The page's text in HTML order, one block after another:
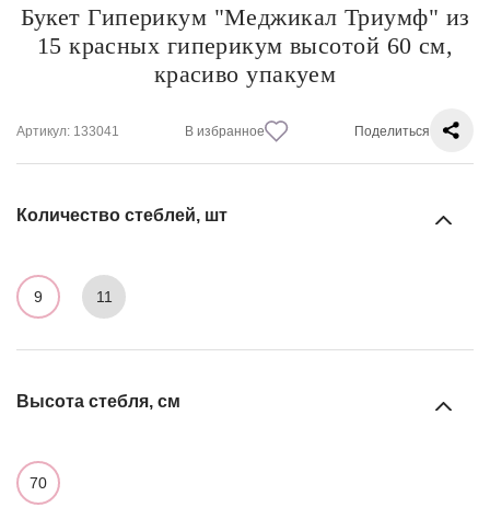
Букет Гиперикум "Меджикал Триумф" из
15 красных гиперикум высотой 60 см,
красиво упакуем
Артикул: 133041 В избранное Поделиться
Количество стеблей, шт
9 11
Высота стебля, см
70